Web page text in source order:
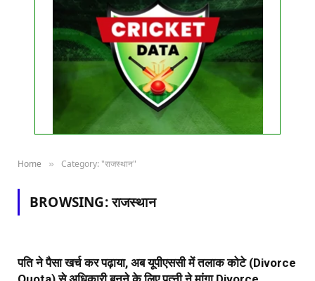
See recent results
See fixtures
Home » Category: "राजस्थान"
BROWSING:राजस्थान
पति ने पैसा खर्च कर पढ़ाया, अब यूपीएससी में तलाक कोटे (Divorce